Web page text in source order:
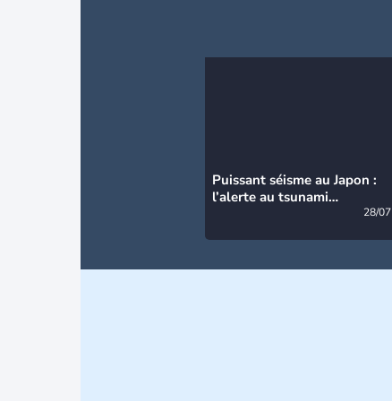
Puissant séisme au Japon :
l’alerte au tsunami
28/07